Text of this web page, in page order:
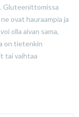
Gluteenittomissa
ovat hauraampia ja
olla aivan sama,
on tietenkin
tai vaihtaa